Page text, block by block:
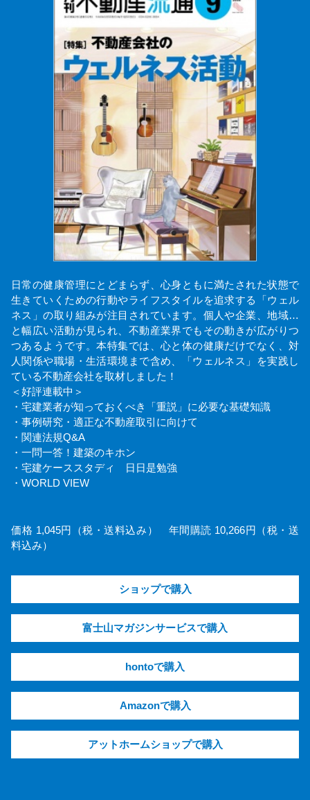
日常の健康管理にとどまらず、心身ともに満たされた状態で
生きていくための行動やライフスタイルを追求する「ウェル
ネス」の取り組みが注目されています。個人や企業、地域…
と幅広い活動が見られ、不動産業界でもその動きが広がりつ
つあるようです。本特集では、心と体の健康だけでなく、対
人関係や職場・生活環境まで含め、「ウェルネス」を実践し
ている不動産会社を取材しました！
＜好評連載中＞
・宅建業者が知っておくべき「重説」に必要な基礎知識
・事例研究・適正な不動産取引に向けて
・関連法規Q&A
・一問一答！建築のキホン
・宅建ケーススタディ 日日是勉強
・WORLD VIEW
価格 1,045円（税・送料込み） 年間購読 10,266円（税・送
料込み）
ショップで購入
富士山マガジンサービスで購入
hontoで購入
Amazonで購入
アットホームショップで購入